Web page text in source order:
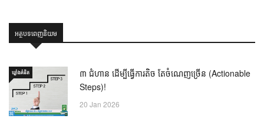
អត្ថបទពេញនិយម
ឃ្លាំង​គំនិត
៣ ជំហាន ដើម្បីធ្វើការតិច តែចំណេញច្រើន (Actionable
Steps)!
20 Jan 2026